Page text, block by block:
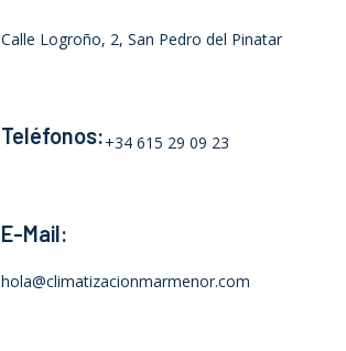
Calle Logroño, 2, San Pedro del Pinatar
Teléfonos:+34 615 29 09 23
E-Mail:
hola@climatizacionmarmenor.com